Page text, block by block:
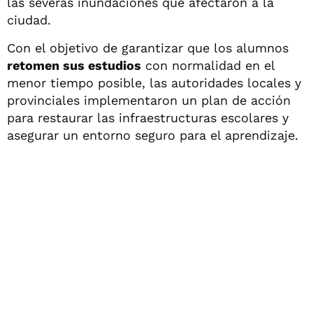
ciudad.
Con el objetivo de garantizar que los alumnos
retomen sus estudios con normalidad en el
menor tiempo posible, las autoridades locales y
provinciales implementaron un plan de acción
para restaurar las infraestructuras escolares y
asegurar un entorno seguro para el aprendizaje.